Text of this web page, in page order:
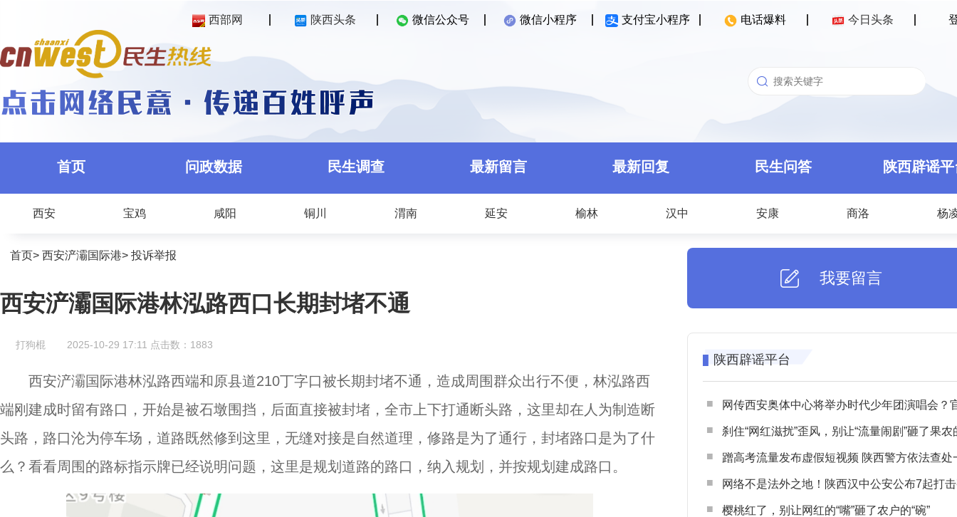
西部网 陕西头条 微信公众号 微信小程序 支付宝小程序 电话爆料 今日头条
首页 问政数据 民生调查 最新留言 最新回复 民生问答 陕西辟谣
西安 宝鸡 咸阳 铜川 渭南 延安 榆林 汉中 安康 商洛 杨
首页> 西安浐灞国际港> 投诉举报
西安浐灞国际港林泓路西口长期封堵不通
打狗棍 2025-10-29 17:11 点击数： 1883
西安浐灞国际港林泓路西端和原县道210丁字口被长期封堵不通，造成周围群众出行不便，林泓路西
端刚建成时留有路口，开始是被石墩围挡，后面直接被封堵，全市上下打通断头路，这里却在人为制造断
头路，路口沦为停车场，道路既然修到这里，无缝对接是自然道理，修路是为了通行，封堵路口是为了什
么？看看周围的路标指示牌已经说明问题，这里是规划道路的路口，纳入规划，并按规划建成路口。
我要留言
陕西辟谣平台
网传西安奥体中心将举办时代少年团演唱会？官方回应：纯
刹住“网红滋扰”歪风，别让“流量闹剧”砸了果农
蹭高考流量发布虚假短视频 陕西警方依法查处一起涉高考网络
网络不是法外之地！陕西汉中公安公布7起打击整治网谣网暴典型
樱桃红了，别让网红的“嘴”砸了农户的“碗”